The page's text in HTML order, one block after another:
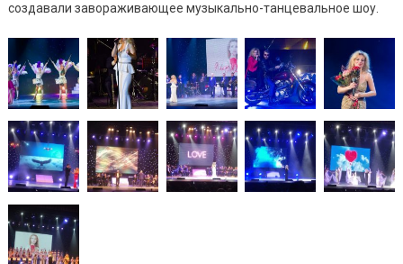
создавали завораживающее музыкально-танцевальное шоу.